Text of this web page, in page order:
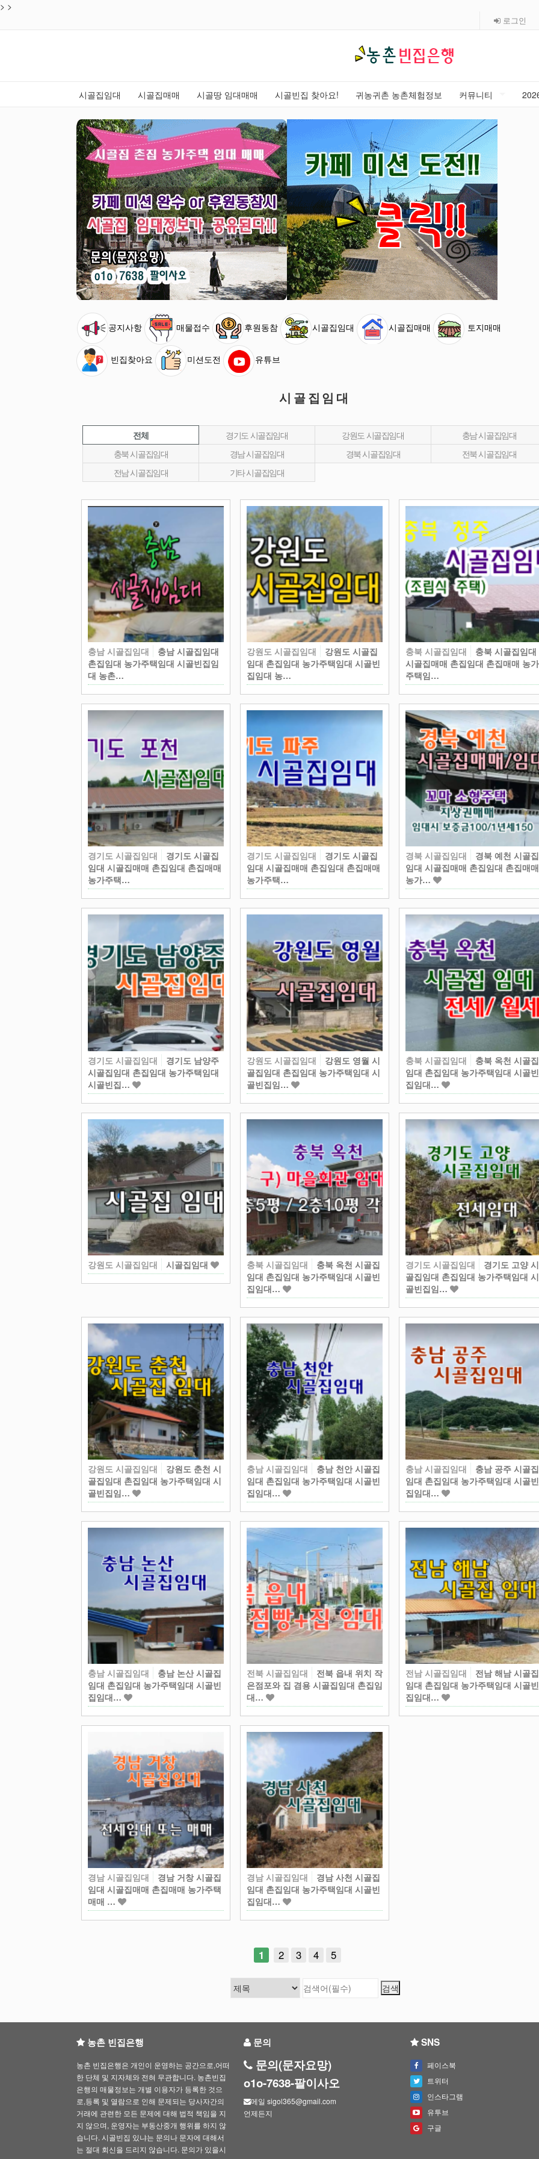
> >
로그인
시골집임대 시골집매매 시골땅 임대매매 시골빈집 찾아요! 귀농귀촌 농촌체험정보 커뮤니티
공지사항 매물접수 후원동참 시골집임대 시골집매매 토지매매
빈집찾아요 미션도전 유튜브
시골집임대
전체 경기도 시골집임대 강원도 시골집임대
충남 시골집임대
충북 시골집임대
경남 시골집임대 경북 시골집임대
전북 시골집임대
전남 시골집임대
기타 시골집임대
충남 시골집임대
충남 시골집임대
촌집임대 농가주택임대 시골빈집임
대 농촌…
강원도 시골집임대
강원도 시골집
임대 촌집임대 농가주택임대 시골빈
집임대 농…
충북 시골집임대
충북 시골집임대
시골집매매 촌집임대 촌집매매 농가
주택임…
경기도 시골집임대
경기도 시골집
임대 시골집매매 촌집임대 촌집매매
농가주택…
경기도 시골집임대
경기도 시골집
임대 시골집매매 촌집임대 촌집매매
농가주택…
경북 시골집임대
경북 예천 시골집
임대 시골집매매 촌집임대 촌집매매
농가…
경기도 시골집임대
경기도 남양주
시골집임대 촌집임대 농가주택임대
시골빈집…
강원도 시골집임대
강원도 영월 시
골집임대 촌집임대 농가주택임대 시
골빈집임…
충북 시골집임대
충북 옥천 시골집
임대 촌집임대 농가주택임대 시골빈
집임대…
강원도 시골집임대 시골집임대 충북 시골집임대
충북 옥천 시골집
임대 촌집임대 농가주택임대 시골빈
집임대…
경기도 시골집임대
경기도 고양 시
골집임대 촌집임대 농가주택임대 시
골빈집임…
강원도 시골집임대
강원도 춘천 시
골집임대 촌집임대 농가주택임대 시
골빈집임…
충남 시골집임대
충남 천안 시골집
임대 촌집임대 농가주택임대 시골빈
집임대…
충남 시골집임대
충남 공주 시골집
임대 촌집임대 농가주택임대 시골빈
집임대…
충남 시골집임대
충남 논산 시골집
임대 촌집임대 농가주택임대 시골빈
집임대…
전북 시골집임대
전북 읍내 위치 작
은점포와 집 겸용 시골집임대 촌집임
대…
전남 시골집임대
전남 해남 시골집
임대 촌집임대 농가주택임대 시골빈
집임대…
경남 시골집임대
경남 거창 시골집
임대 시골집매매 촌집매매 농가주택
매매 …
경남 시골집임대
경남 사천 시골집
임대 촌집임대 농가주택임대 시골빈
집임대…
1 2 3 4 5
농촌 빈집은행
농촌 빈집은행은 개인이 운영하는 공간으로,어떠
한 단체 및 지자체와 전혀 무관합니다. 농촌빈집
은행의 매물정보는 개별 이용자가 등록한 것으
로,등록 및 열람으로 인해 문제되는 당사자간의
거래에 관련한 모든 문제에 대해 법적 책임을 지
지 않으며, 운영자는 부동산중개 행위를 하지 않
습니다. 시골빈집 있냐는 문의나 문자에 대해서
는 절대 회신을 드리지 않습니다. 문의가 있을시
문의
문의(문자요망)
o1o-7638-팔이사오
메일 sigol365@gmail.com
언제든지
SNS
페이스북
트위터
인스타그램
유투브
구글